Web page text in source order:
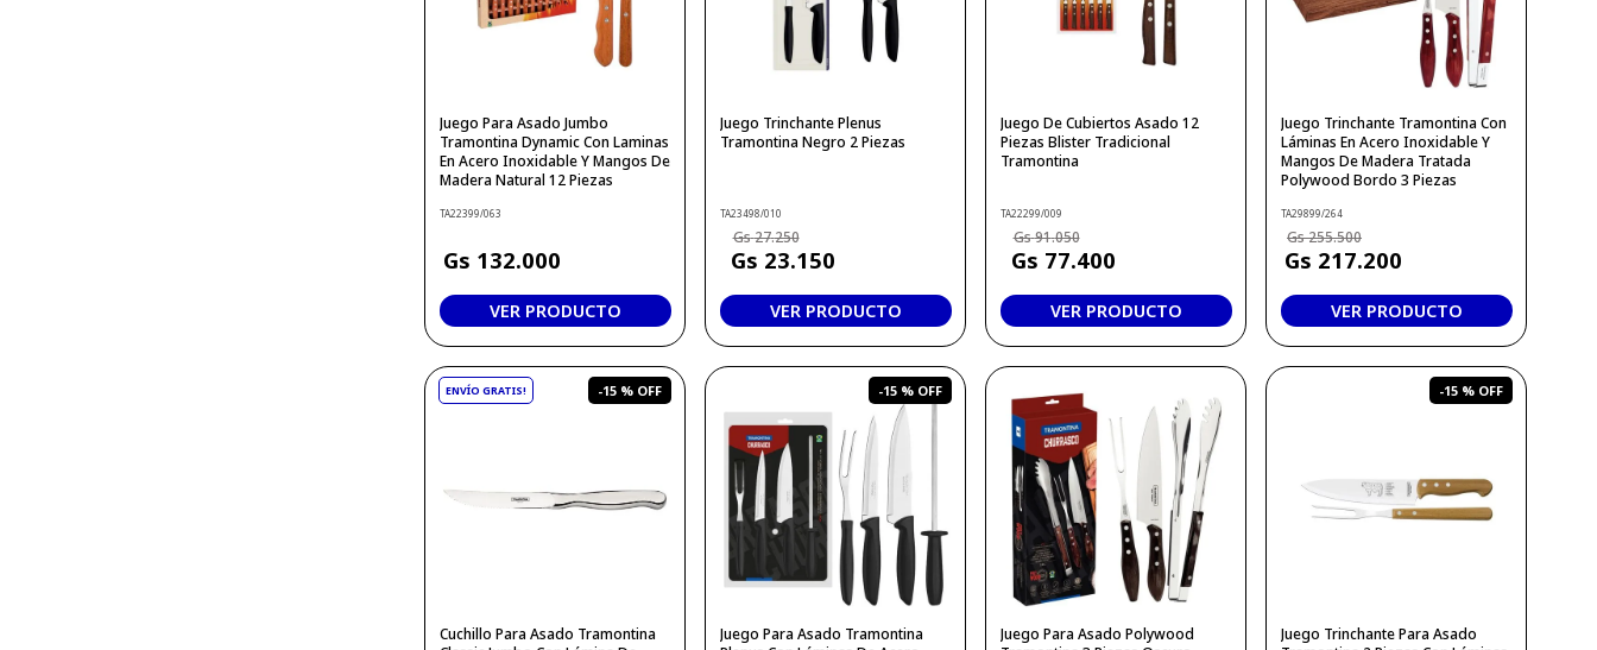
Juego Para Asado Jumbo
Tramontina Dynamic Con Laminas
En Acero Inoxidable Y Mangos De
Madera Natural 12 Piezas
TA22399/063
132.000
VER PRODUCTO
Juego Trinchante Plenus
Tramontina Negro 2 Piezas
TA23498/010
27.250
23.150
VER PRODUCTO
Juego De Cubiertos Asado 12
Piezas Blister Tradicional
Tramontina
TA22299/009
91.050
77.400
VER PRODUCTO
Juego Trinchante Tramontina Con
Láminas En Acero Inoxidable Y
Mangos De Madera Tratada
Polywood Bordo 3 Piezas
TA29899/264
255.500
217.200
VER PRODUCTO
-15 %
Cuchillo Para Asado Tramontina
-15 %
Juego Para Asado Tramontina
Juego Para Asado Polywood
-15 %
Juego Trinchante Para Asado